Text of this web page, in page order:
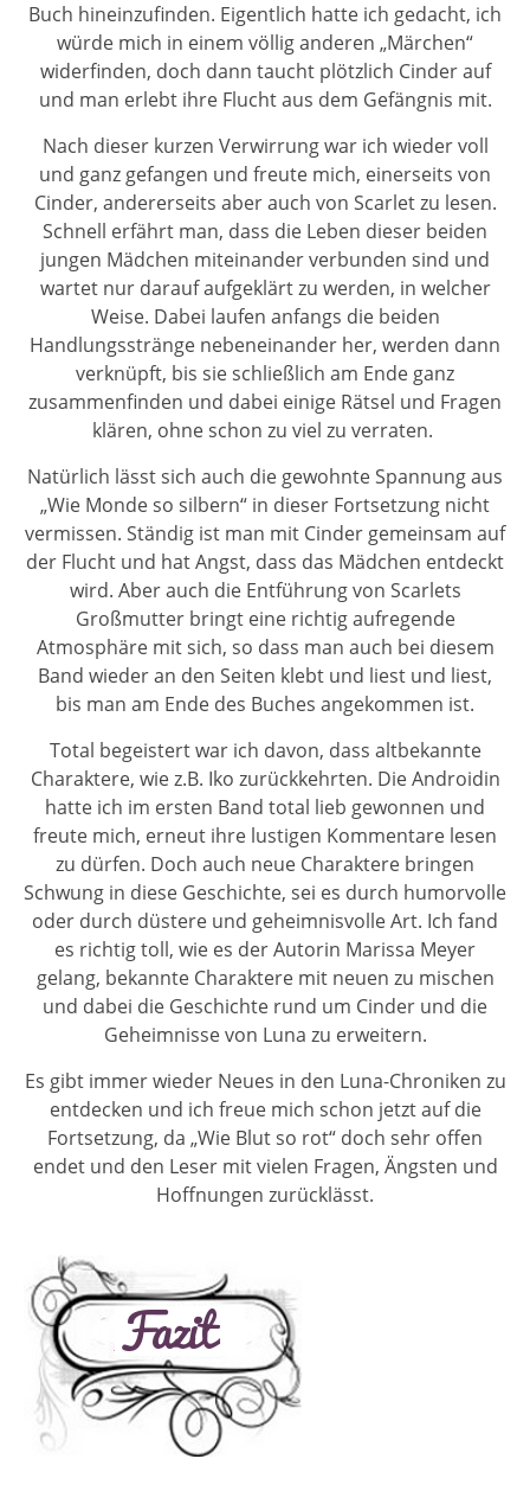
Buch hineinzufinden. Eigentlich hatte ich gedacht, ich
würde mich in einem völlig anderen „Märchen“
widerfinden, doch dann taucht plötzlich Cinder auf
und man erlebt ihre Flucht aus dem Gefängnis mit.
Nach dieser kurzen Verwirrung war ich wieder voll
und ganz gefangen und freute mich, einerseits von
Cinder, andererseits aber auch von Scarlet zu lesen.
Schnell erfährt man, dass die Leben dieser beiden
jungen Mädchen miteinander verbunden sind und
wartet nur darauf aufgeklärt zu werden, in welcher
Weise. Dabei laufen anfangs die beiden
Handlungsstränge nebeneinander her, werden dann
verknüpft, bis sie schließlich am Ende ganz
zusammenfinden und dabei einige Rätsel und Fragen
klären, ohne schon zu viel zu verraten.
Natürlich lässt sich auch die gewohnte Spannung aus
„Wie Monde so silbern“ in dieser Fortsetzung nicht
vermissen. Ständig ist man mit Cinder gemeinsam auf
der Flucht und hat Angst, dass das Mädchen entdeckt
wird. Aber auch die Entführung von Scarlets
Großmutter bringt eine richtig aufregende
Atmosphäre mit sich, so dass man auch bei diesem
Band wieder an den Seiten klebt und liest und liest,
bis man am Ende des Buches angekommen ist.
Total begeistert war ich davon, dass altbekannte
Charaktere, wie z.B. Iko zurückkehrten. Die Androidin
hatte ich im ersten Band total lieb gewonnen und
freute mich, erneut ihre lustigen Kommentare lesen
zu dürfen. Doch auch neue Charaktere bringen
Schwung in diese Geschichte, sei es durch humorvolle
oder durch düstere und geheimnisvolle Art. Ich fand
es richtig toll, wie es der Autorin Marissa Meyer
gelang, bekannte Charaktere mit neuen zu mischen
und dabei die Geschichte rund um Cinder und die
Geheimnisse von Luna zu erweitern.
Es gibt immer wieder Neues in den Luna-Chroniken zu
entdecken und ich freue mich schon jetzt auf die
Fortsetzung, da „Wie Blut so rot“ doch sehr offen
endet und den Leser mit vielen Fragen, Ängsten und
Hoffnungen zurücklässt.